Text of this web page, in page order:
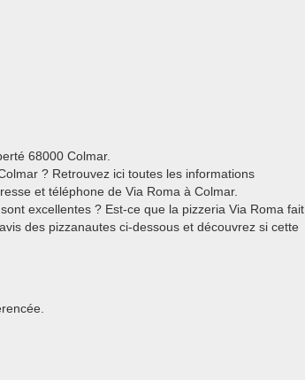
68000 Colmar.
? Retrouvez ici toutes les informations
et téléphone de Via Roma à Colmar.
excellentes ? Est-ce que la pizzeria Via Roma fait
des pizzanautes ci-dessous et découvrez si cette